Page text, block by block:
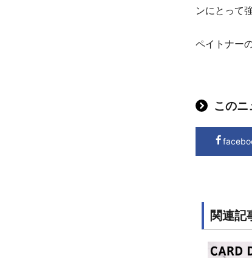
ンにとって
ペイトナー
この
関連記